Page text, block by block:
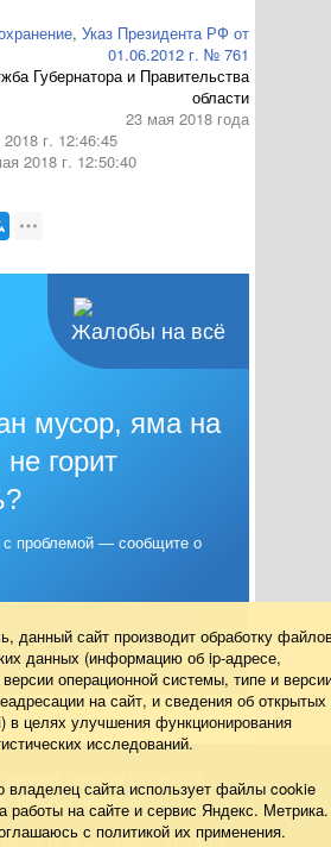
, Указ Президента РФ от
01.06.2012 г. № 761
Губернатора и Правительства
области
23 мая 2018 года
г. 12:46:45
2018 г. 12:50:40
Жалобы на всё
мусор, яма на
горит
с проблемой — сообщите о
жалобу
области 2013–2026
просп. Ленина, 33
26-11, Факс: (4832) 41-13-10
данный сайт производит обработку
данных (информацию об ip-адресе,
операционной системы, типе и
на сайт, и сведения об открытых
в целях улучшения функционирования
исследований.
сайта использует файлы cookie
работы на сайте и сервис Яндекс. Метрика.
с политикой их применения.